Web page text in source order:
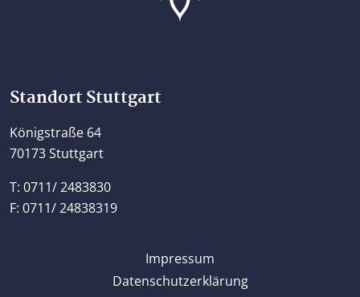
Standort Stuttgart
Königstraße 64
70173 Stuttgart
T: 0711/ 2483830
F: 0711/ 24838319
Impressum
Datenschutzerklärung